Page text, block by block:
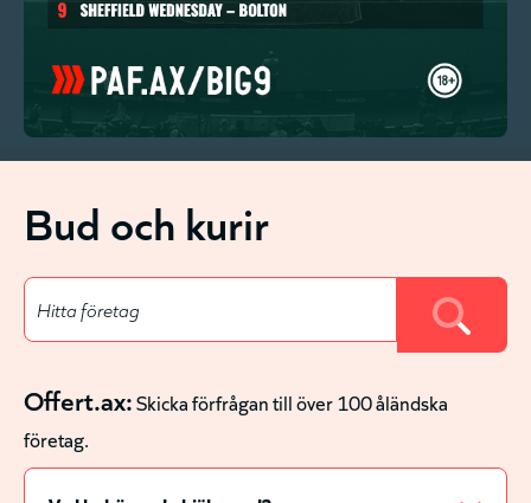
Bud och kurir
Offert.ax:Skicka förfrågan till över 100 åländska
företag.